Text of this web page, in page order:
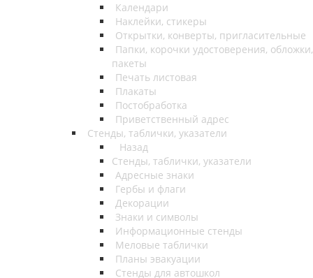
Календари
Наклейки, стикеры
Открытки, конверты, пригласительные
Папки, корочки удостоверения, обложки,
пакеты
Печать листовая
Плакаты
Постобработка
Приветственный адрес
Стенды, таблички, указатели
Назад
Стенды, таблички, указатели
Адресные знаки
Гербы и флаги
Декорации
Знаки и символы
Информационные стенды
Меловые таблички
Планы эвакуации
Стенды для автошкол